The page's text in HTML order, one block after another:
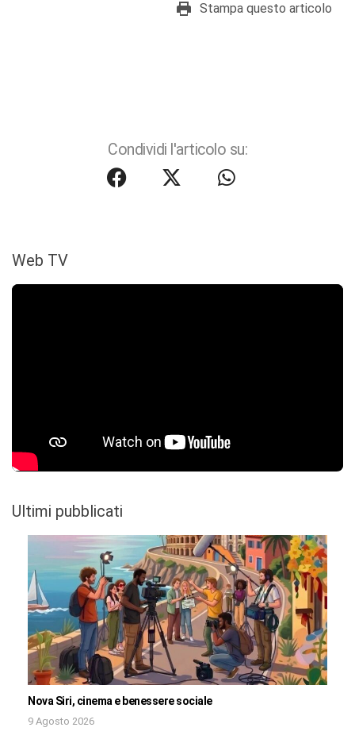
Stampa questo articolo
Condividi l'articolo su:
Web TV
Ultimi pubblicati
Nova Siri, cinema e benessere sociale
9 Agosto 2026